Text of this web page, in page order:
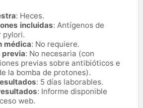
: Heces.
incluidas: Antígenos de
pylori.
médica: No requiere.
previa: No necesaria (con
previas sobre antibióticos e
la bomba de protones).
: 5 días laborables.
: Informe disponible
web.